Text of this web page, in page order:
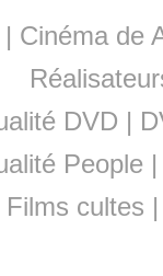
| Cinéma de
DVD |
People
Films cultes